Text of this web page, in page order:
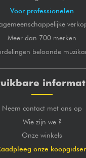
Voor professionelen
Meer dan 700 merken
beloonde
Neem contact met ons op
Wie zijn we ?
Onze winkels
onze